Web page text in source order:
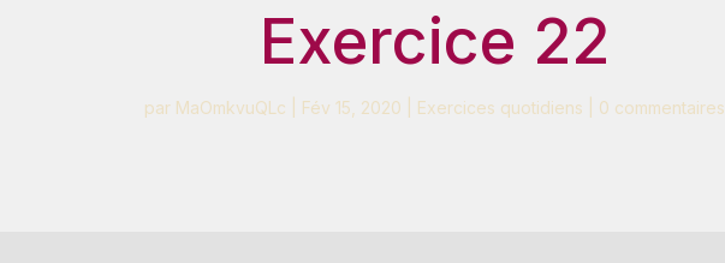
Exercice 22
par MaOmkvuQLc Fév 15, 2020 Exercices quotidiens 0 commentaires